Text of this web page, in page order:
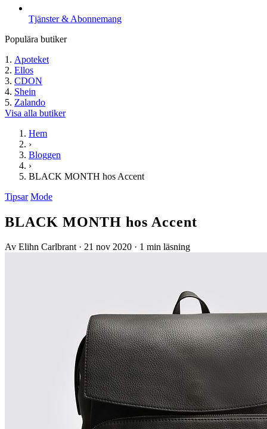
Tjänster & Abonnemang
Populära butiker
Apoteket
Ellos
CDON
Shein
Zalando
Visa alla butiker
Hem
›
Bloggen
›
BLACK MONTH hos Accent
Tipsar Mode
BLACK MONTH hos Accent
Av Elihn Carlbrant · 21 nov 2020 · 1 min läsning